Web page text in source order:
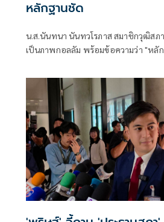
หลักฐานชัด
น.ส.นันทนา นันทวโรภาส สมาชิกวุฒิสภ
เป็นภาพกอลลัม พร้อมข้อความว่า "หลัก